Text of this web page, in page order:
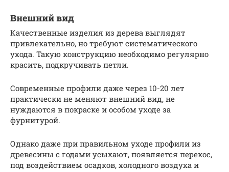
Внешний вид
Качественные изделия из дерева выглядят
привлекательно, но требуют систематического
ухода. Такую конструкцию необходимо регулярно
красить, подкручивать петли.
Современные профили даже через 10-20 лет
практически не меняют внешний вид, не
нуждаются в покраске и особом уходе за
фурнитурой.
Однако даже при правильном уходе профили из
древесины с годами усыхают, появляется перекос,
под воздействием осадков, холодного воздуха и